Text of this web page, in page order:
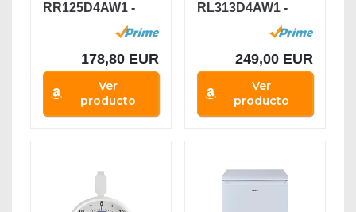
RR125D4AW1 -
Pequeño Table...
178,80 EUR
Ver
producto
RL313D4AW1 -
Frigorífico de Una
249,00 EUR
Ver
producto